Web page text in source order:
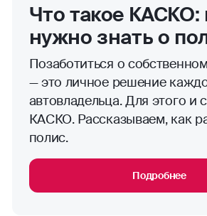
Что такое КАСКО:
нужно знать о
Позаботиться о
— это личное решение
автовладельца. Для этого и
КАСКО. Рассказываем, как
полис.
Подробнее